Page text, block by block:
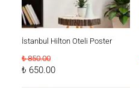
İstanbul Hilton Oteli Poster
₺ 850.00
₺ 650.00